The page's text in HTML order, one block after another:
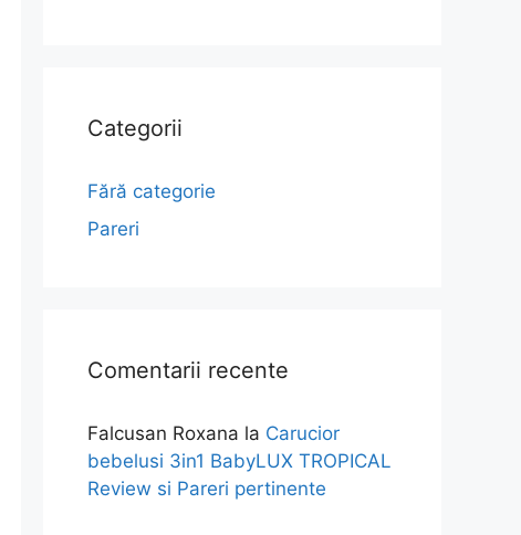
Categorii
Fără categorie
Pareri
Comentarii recente
Falcusan Roxana la Carucior
bebelusi 3in1 BabyLUX TROPICAL
Review si Pareri pertinente